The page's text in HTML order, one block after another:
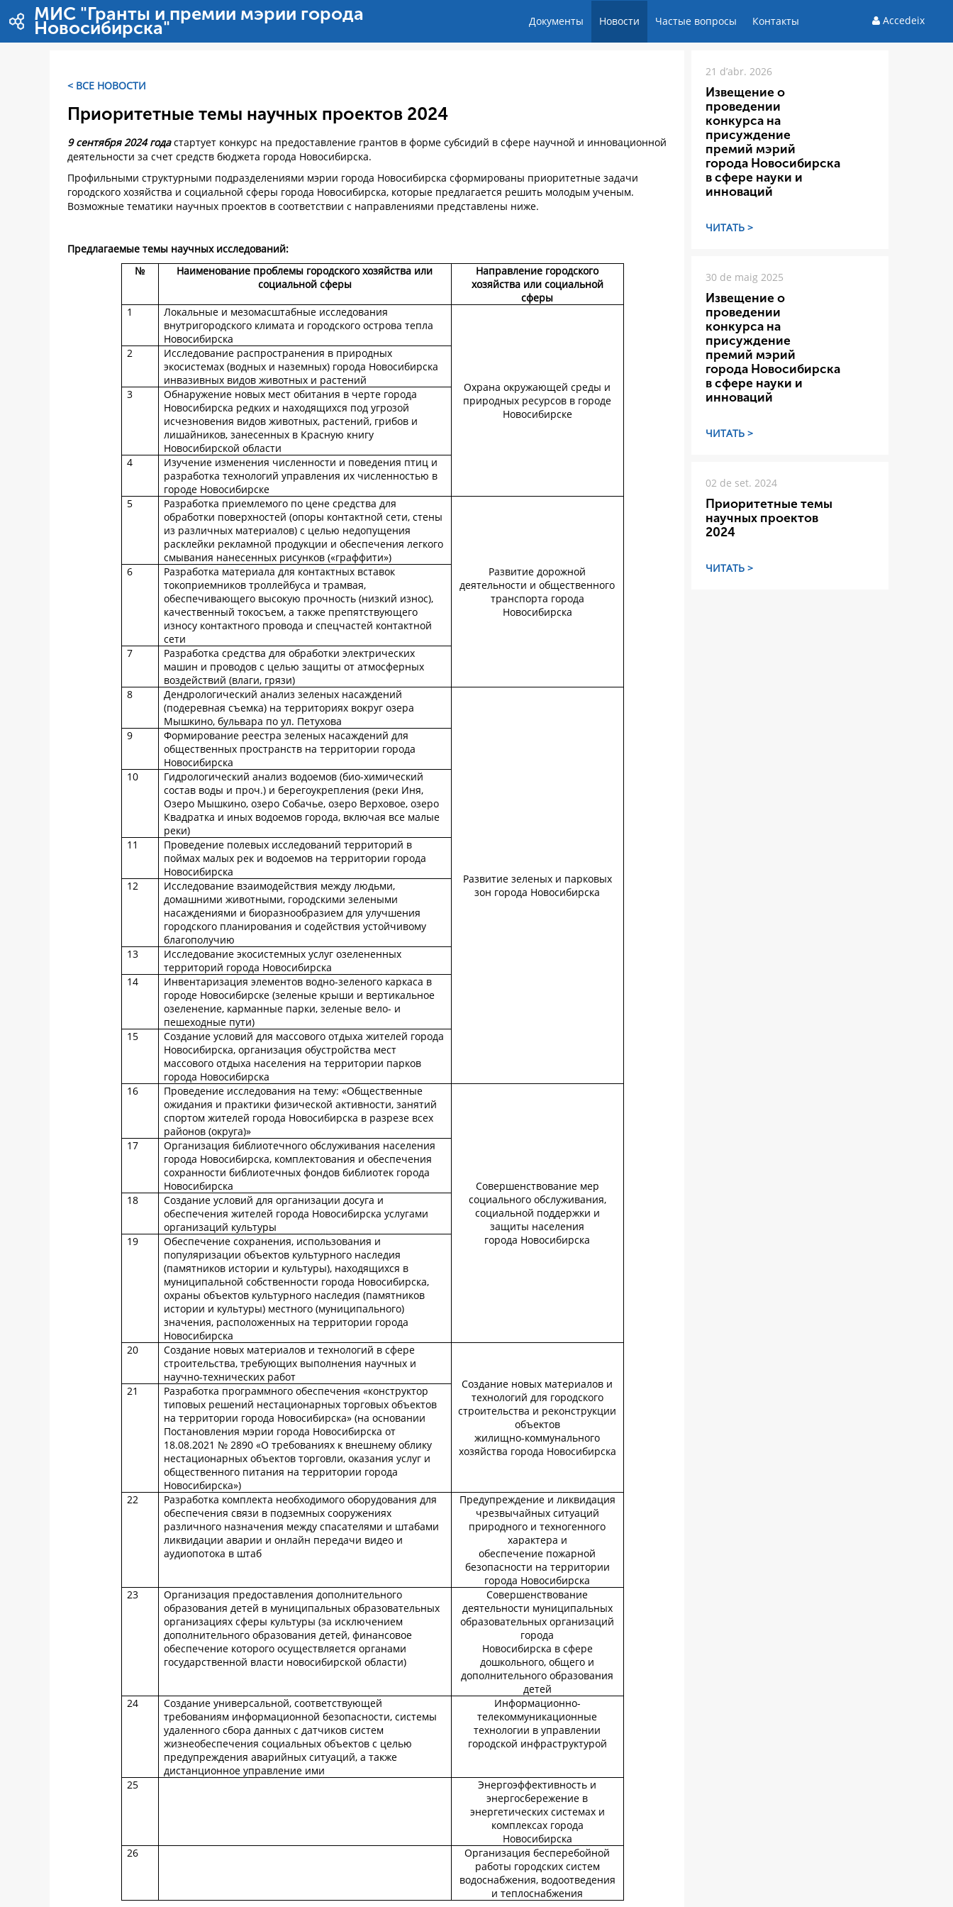
Salta al contigut
МИС "Гранты и премии мэрии города
Новосибирска" Документы Новости Частые вопросы Контакты Accedeix
< ВСЕ НОВОСТИ
Приоритетные темы научных проектов 2024
9 сентября 2024 годастартует конкурс на предоставление грантов в форме субсидий в сфере научной и инновационной
деятельности за счет средств бюджета города Новосибирска.
Профильными структурными подразделениями мэрии города Новосибирска сформированы приоритетные задачи
городского хозяйства и социальной сферы города Новосибирска, которые предлагается решить молодым ученым.
Возможные тематики научных проектов в соответствии с направлениями представлены ниже.
Предлагаемые темы научных исследований:
№
Наименование проблемы городского хозяйства или
социальной сферы
Направление городского
хозяйства или социальной
сферы
1
Локальные и мезомасштабные исследования
внутригородского климата и городского острова тепла
Новосибирска
Охрана окружающей среды и
природных ресурсов в городе
Новосибирске
2
Исследование распространения в природных
экосистемах (водных и наземных) города Новосибирска
инвазивных видов животных и растений
3
Обнаружение новых мест обитания в черте города
Новосибирска редких и находящихся под угрозой
исчезновения видов животных, растений, грибов и
лишайников, занесенных в Красную книгу
Новосибирской области
4
Изучение изменения численности и поведения птиц и
разработка технологий управления их численностью в
городе Новосибирске
5
Разработка приемлемого по цене средства для
обработки поверхностей (опоры контактной сети, стены
из различных материалов) с целью недопущения
расклейки рекламной продукции и обеспечения легкого
смывания нанесенных рисунков («граффити»)
Развитие дорожной
деятельности и общественного
транспорта города
Новосибирска
6
Разработка материала для контактных вставок
токоприемников троллейбуса и трамвая,
обеспечивающего высокую прочность (низкий износ),
качественный токосъем, а также препятствующего
износу контактного провода и спецчастей контактной
сети
7
Разработка средства для обработки электрических
машин и проводов с целью защиты от атмосферных
воздействий (влаги, грязи)
8
Дендрологический анализ зеленых насаждений
(подеревная съемка) на территориях вокруг озера
Мышкино, бульвара по ул. Петухова
Развитие зеленых и парковых
зон города Новосибирска
9
Формирование реестра зеленых насаждений для
общественных пространств на территории города
Новосибирска
10
Гидрологический анализ водоемов (био-химический
состав воды и проч.) и берегоукрепления (реки Иня,
Озеро Мышкино, озеро Собачье, озеро Верховое, озеро
Квадратка и иных водоемов города, включая все малые
реки)
11
Проведение полевых исследований территорий в
поймах малых рек и водоемов на территории города
Новосибирска
12
Исследование взаимодействия между людьми,
домашними животными, городскими зелеными
насаждениями и биоразнообразием для улучшения
городского планирования и содействия устойчивому
благополучию
13
Исследование экосистемных услуг озелененных
территорий города Новосибирска
14
Инвентаризация элементов водно-зеленого каркаса в
городе Новосибирске (зеленые крыши и вертикальное
озеленение, карманные парки, зеленые вело- и
пешеходные пути)
15
Создание условий для массового отдыха жителей города
Новосибирска, организация обустройства мест
массового отдыха населения на территории парков
города Новосибирска
16
Проведение исследования на тему: «Общественные
ожидания и практики физической активности, занятий
спортом жителей города Новосибирска в разрезе всех
районов (округа)»
Совершенствование мер
социального обслуживания,
социальной поддержки и
защиты населения
города Новосибирска
17
Организация библиотечного обслуживания населения
города Новосибирска, комплектования и обеспечения
сохранности библиотечных фондов библиотек города
Новосибирска
18
Создание условий для организации досуга и
обеспечения жителей города Новосибирска услугами
организаций культуры
19
Обеспечение сохранения, использования и
популяризации объектов культурного наследия
(памятников истории и культуры), находящихся в
муниципальной собственности города Новосибирска,
охраны объектов культурного наследия (памятников
истории и культуры) местного (муниципального)
значения, расположенных на территории города
Новосибирска
20
Создание новых материалов и технологий в сфере
строительства, требующих выполнения научных и
научно-технических работ
Создание новых материалов и
технологий для городского
строительства и реконструкции
объектов
жилищно-коммунального
хозяйства города Новосибирска
21
Разработка программного обеспечения «конструктор
типовых решений нестационарных торговых объектов
на территории города Новосибирска» (на основании
Постановления мэрии города Новосибирска от
18.08.2021 № 2890 «О требованиях к внешнему облику
нестационарных объектов торговли, оказания услуг и
общественного питания на территории города
Новосибирска»)
22
Разработка комплекта необходимого оборудования для
обеспечения связи в подземных сооружениях
различного назначения между спасателями и штабами
ликвидации аварии и онлайн передачи видео и
аудиопотока в штаб
Предупреждение и ликвидация
чрезвычайных ситуаций
природного и техногенного
характера и
обеспечение пожарной
безопасности на территории
города Новосибирска
23
Организация предоставления дополнительного
образования детей в муниципальных образовательных
организациях сферы культуры (за исключением
дополнительного образования детей, финансовое
обеспечение которого осуществляется органами
государственной власти новосибирской области)
Совершенствование
деятельности муниципальных
образовательных организаций
города
Новосибирска в сфере
дошкольного, общего и
дополнительного образования
детей
24
Создание универсальной, соответствующей
требованиям информационной безопасности, системы
удаленного сбора данных с датчиков систем
жизнеобеспечения социальных объектов с целью
предупреждения аварийных ситуаций, а также
дистанционное управление ими
Информационно-
телекоммуникационные
технологии в управлении
городской инфраструктурой
25
Энергоэффективность и
энергосбережение в
энергетических системах и
комплексах города
Новосибирска
26
Организация бесперебойной
работы городских систем
водоснабжения, водоотведения
и теплоснабжения
21 d’abr. 2026
Извещение о
проведении
конкурса на
присуждение
премий мэрий
города Новосибирска
в сфере науки и
инноваций
ЧИТАТЬ >
30 de maig 2025
Извещение о
проведении
конкурса на
присуждение
премий мэрий
города Новосибирска
в сфере науки и
инноваций
ЧИТАТЬ >
02 de set. 2024
Приоритетные темы
научных проектов
2024
ЧИТАТЬ >